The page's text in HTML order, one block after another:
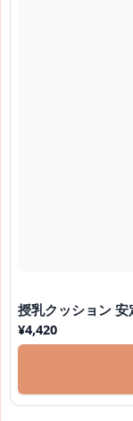
授乳クッション
¥4,420